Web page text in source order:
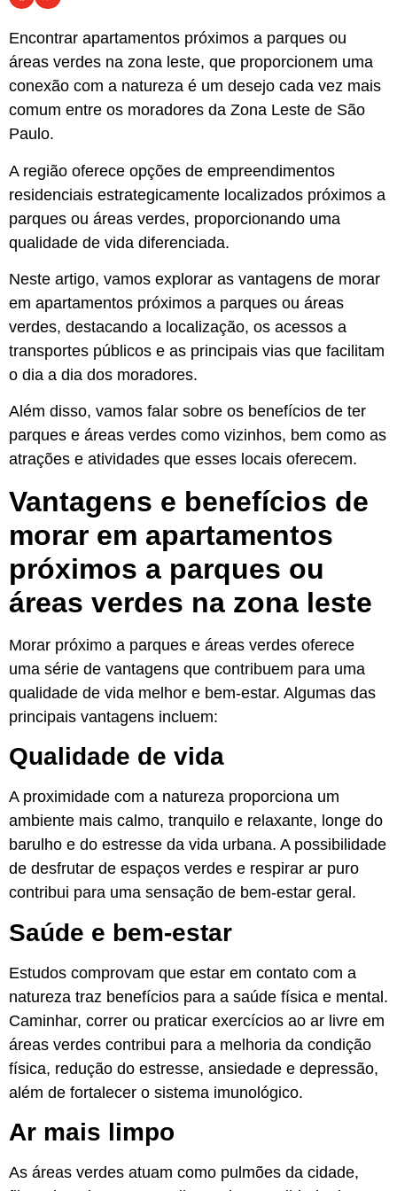
Encontrar apartamentos próximos a parques ou
áreas verdes na zona leste, que proporcionem uma
conexão com a natureza é um desejo cada vez mais
comum entre os moradores da Zona Leste de São
Paulo.
A região oferece opções de empreendimentos
residenciais estrategicamente localizados próximos a
parques ou áreas verdes, proporcionando uma
qualidade de vida diferenciada.
Neste artigo, vamos explorar as vantagens de morar
em apartamentos próximos a parques ou áreas
verdes, destacando a localização, os acessos a
transportes públicos e as principais vias que facilitam
o dia a dia dos moradores.
Além disso, vamos falar sobre os benefícios de ter
parques e áreas verdes como vizinhos, bem como as
atrações e atividades que esses locais oferecem.
Vantagens e benefícios de
morar em apartamentos
próximos a parques ou
áreas verdes na zona leste
Morar próximo a parques e áreas verdes oferece
uma série de vantagens que contribuem para uma
qualidade de vida melhor e bem-estar. Algumas das
principais vantagens incluem:
Qualidade de vida
A proximidade com a natureza proporciona um
ambiente mais calmo, tranquilo e relaxante, longe do
barulho e do estresse da vida urbana. A possibilidade
de desfrutar de espaços verdes e respirar ar puro
contribui para uma sensação de bem-estar geral.
Saúde e bem-estar
Estudos comprovam que estar em contato com a
natureza traz benefícios para a saúde física e mental.
Caminhar, correr ou praticar exercícios ao ar livre em
áreas verdes contribui para a melhoria da condição
física, redução do estresse, ansiedade e depressão,
além de fortalecer o sistema imunológico.
Ar mais limpo
As áreas verdes atuam como pulmões da cidade,